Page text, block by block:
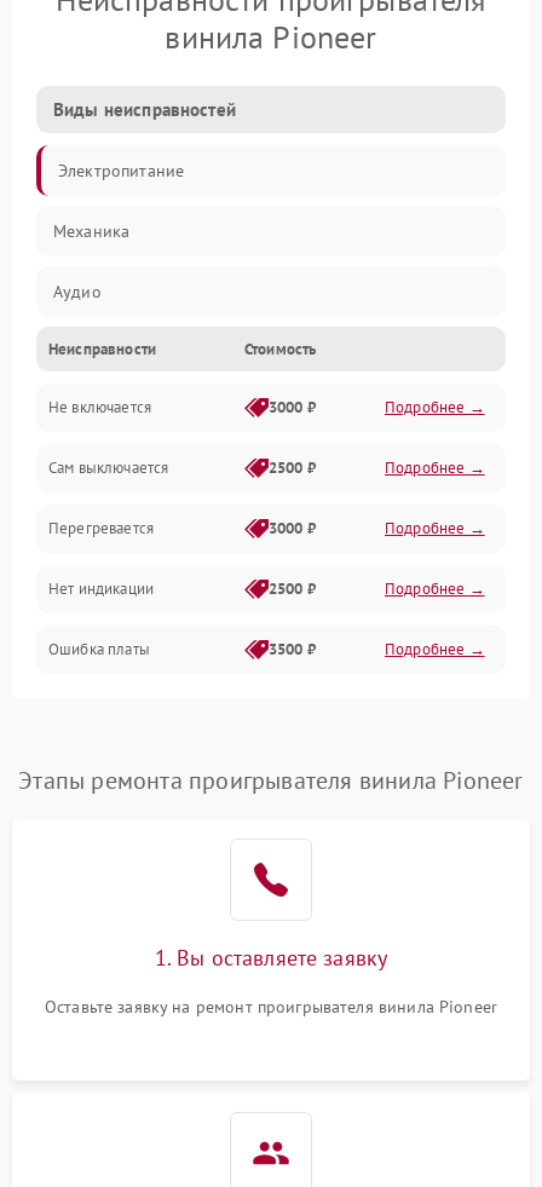
винила Pioneer
Виды неисправностей
Электропитание
Механика
Аудио
Неисправности Стоимость
Не включается 3000 ₽ Подробнее →
Сам выключается 2500 ₽ Подробнее →
Перегревается 3000 ₽ Подробнее →
Нет индикации 2500 ₽ Подробнее →
Ошибка платы 3500 ₽ Подробнее →
Этапы ремонта проигрывателя винила Pioneer
1. Вы оставляете заявку
Оставьте заявку на ремонт проигрывателя винила Pioneer